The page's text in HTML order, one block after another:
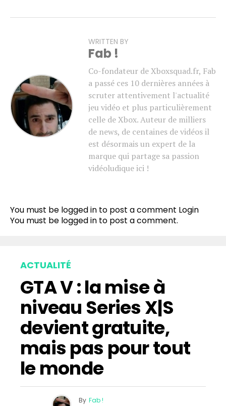
WRITTEN BY
Fab !
Co-fondateur de Xboxsquad.fr, Fab
a passé ces 10 dernières années à
scruter attentivement l'actualité
jeu vidéo et plus particulièrement
celle de Xbox. Auteur de milliers
de news, de centaines de vidéos il
est désormais un expert de la
marque qui partage sa passion
vidéoludique ici !
You must be logged in to post a comment Login
You must be logged in to post a comment.
ACTUALITÉ
GTA V : la mise à
niveau Series X|S
devient gratuite,
mais pas pour tout
le monde
By Fab !